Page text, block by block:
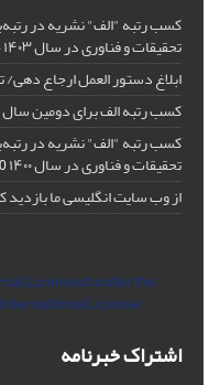
کسب رتبه "الف" نشریه در
تحقیقات و فناوری در سال ۱۴۰۳
ابلاغ دستور العمل ارجاع دهی/
کسب رتبه الف برای دومین سال
کسب رتبه "الف" نشریه در
تحقیقات و فناوری در سال ۱۴۰۰
از وب سایت انگلیسی ما بازدید
Licensedunder the
License
اشتراک خبرنامه